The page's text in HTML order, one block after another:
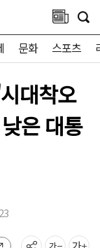
문화 스포츠
대착오
은 대통